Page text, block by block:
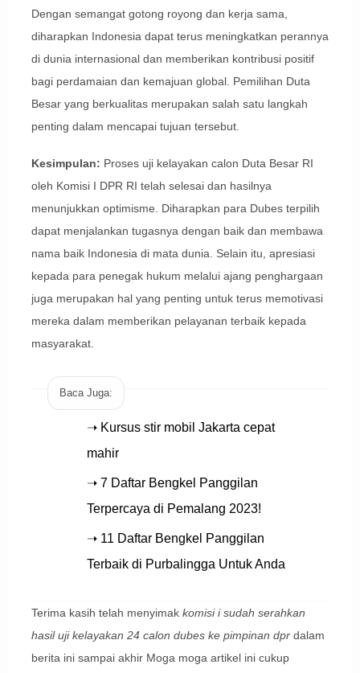
Dengan semangat gotong royong dan kerja sama,
diharapkan Indonesia dapat terus meningkatkan perannya
di dunia internasional dan memberikan kontribusi positif
bagi perdamaian dan kemajuan global. Pemilihan Duta
Besar yang berkualitas merupakan salah satu langkah
penting dalam mencapai tujuan tersebut.
Kesimpulan: Proses uji kelayakan calon Duta Besar RI
oleh Komisi I DPR RI telah selesai dan hasilnya
menunjukkan optimisme. Diharapkan para Dubes terpilih
dapat menjalankan tugasnya dengan baik dan membawa
nama baik Indonesia di mata dunia. Selain itu, apresiasi
kepada para penegak hukum melalui ajang penghargaan
juga merupakan hal yang penting untuk terus memotivasi
mereka dalam memberikan pelayanan terbaik kepada
masyarakat.
Baca Juga:
➝ Kursus stir mobil Jakarta cepat
mahir
➝ 7 Daftar Bengkel Panggilan
Terpercaya di Pemalang 2023!
➝ 11 Daftar Bengkel Panggilan
Terbaik di Purbalingga Untuk Anda
Terima kasih telah menyimak komisi i sudah serahkan
hasil uji kelayakan 24 calon dubes ke pimpinan dprdalam
berita ini sampai akhir Moga moga artikel ini cukup